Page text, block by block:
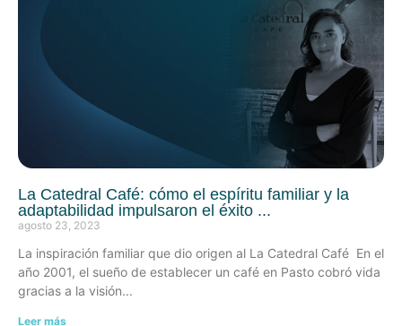
La Catedral Café: cómo el espíritu familiar y la
adaptabilidad impulsaron el éxito
agosto 23, 2023
La inspiración familiar que dio origen al La Catedral Café En el
año 2001, el sueño de establecer un café en Pasto cobró vida
gracias a la visión
Leer más